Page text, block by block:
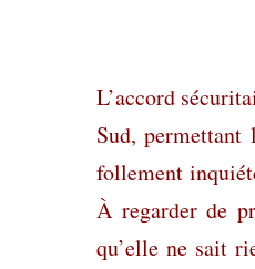
L’accord
Sud,
follement
À regarder de
qu’elle ne sait